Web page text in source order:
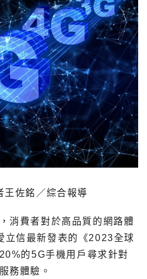
佐銘／綜合報導
消費者對於高品質的網路體
立信最新發表的《2023全球
的5G手機用戶尋求針對
務體驗。